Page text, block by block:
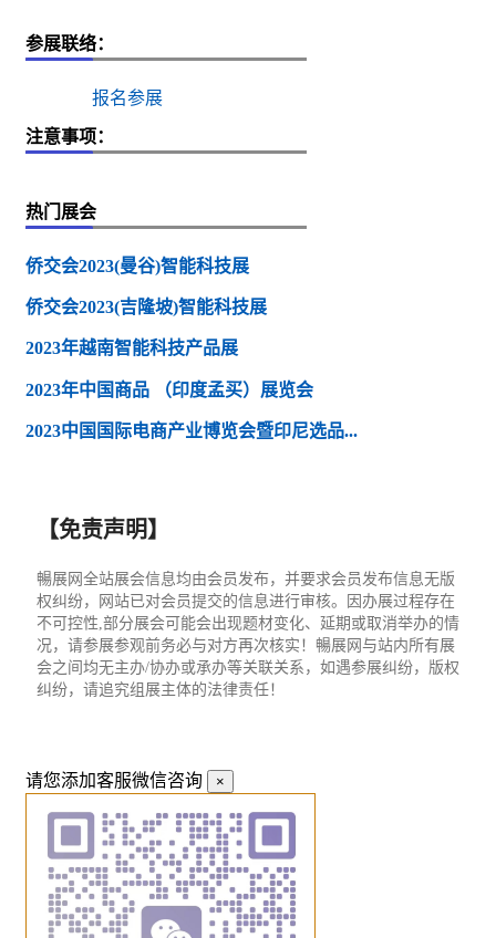
参展联络：
报名参展
注意事项：
热门展会
侨交会2023(曼谷)智能科技展
侨交会2023(吉隆坡)智能科技展
2023年越南智能科技产品展
2023年中国商品 （印度孟买）展览会
2023中国国际电商产业博览会暨印尼选品...
【免责声明】
暢展网全站展会信息均由会员发布，并要求会员发布信息无版
权纠纷，网站已对会员提交的信息进行审核。因办展过程存在
不可控性,部分展会可能会出现题材变化、延期或取消举办的情
况，请参展参观前务必与对方再次核实！暢展网与站内所有展
会之间均无主办/协办或承办等关联关系，如遇参展纠纷，版权
纠纷，请追究组展主体的法律责任！
请您添加客服微信咨询 ×